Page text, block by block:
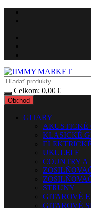
Preskočiť
Celkom: 0,00 €
Obchod
GITARY
AKUSTICKÉ
KLASICKÉ
UKULELE
COUNTRY A
STRUNY
GITAROVÉ
GITAROVÉ